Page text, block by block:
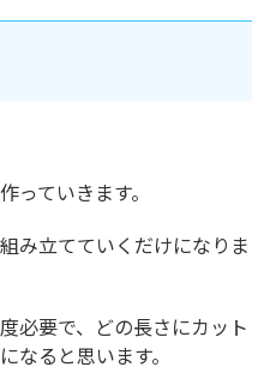
っていきます。
み立てていくだけになりま
必要で、どの長さにカット
なると思います。